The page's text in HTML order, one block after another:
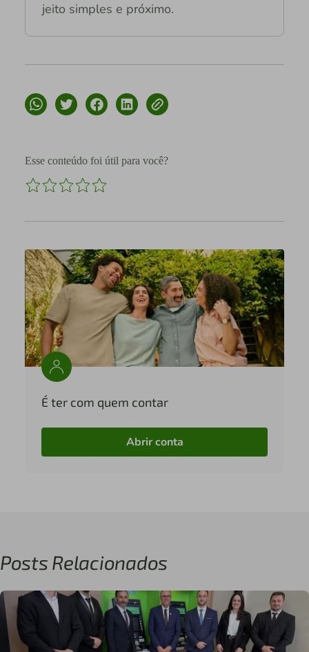
jeito simples e próximo.
Esse conteúdo foi útil para você?
É ter com quem contar
Abrir conta
Posts Relacionados